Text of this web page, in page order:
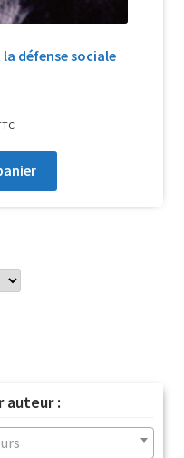
défense sociale
auteur :